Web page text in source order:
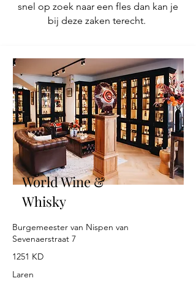
snel op zoek naar een fles dan kan je
bij deze zaken terecht.
World Wine &
Whisky
Burgemeester van Nispen van
Sevenaerstraat 7
1251 KD
Laren